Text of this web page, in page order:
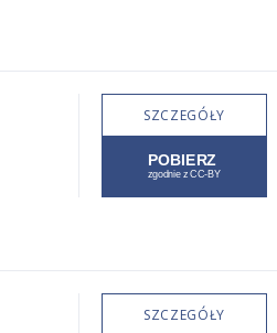
SZCZEGÓŁY
SZCZEGÓŁY